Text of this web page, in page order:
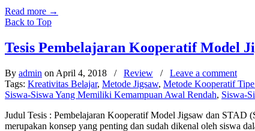
Read more →
Back to Top
Tesis Pembelajaran Kooperatif Model
By admin on April 4, 2018 / Review / Leave a comment
Tags: Kreativitas Belajar, Metode Jigsaw, Metode Kooperatif
Siswa-Siswa Yang Memiliki Kemampuan Awal Rendah, Siswa-
Judul Tesis : Pembelajaran Kooperatif Model Jigsaw dan
merupakan konsep yang penting dan sudah dikenal oleh siswa